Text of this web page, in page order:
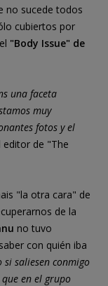
no sucede todos
cubiertos por
"Body Issue" de
una faceta
muy
fotos y el
editor de "The
"la otra cara" de
de la
no tuvo
con quién iba
saliesen conmigo
en el grupo